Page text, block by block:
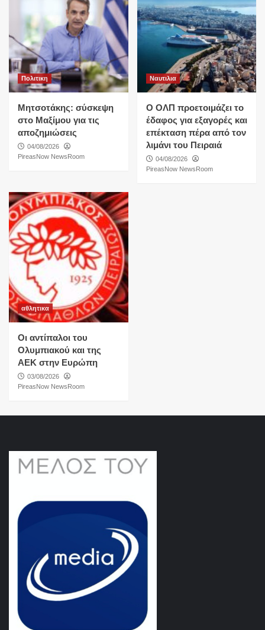
Πολιτικη
Μητσοτάκης: σύσκεψη
στο Μαξίμου για τις
αποζημιώσεις
04/08/2026
PireasNow NewsRoom
Ναυτιλια
O ΟΛΠ προετοιμάζει το
έδαφος για εξαγορές και
επέκταση πέρα από τον
λιμάνι του Πειραιά
04/08/2026
PireasNow NewsRoom
αθλητικα
Οι αντίπαλοι του
Ολυμπιακού και της
ΑΕΚ στην Ευρώπη
03/08/2026
PireasNow NewsRoom